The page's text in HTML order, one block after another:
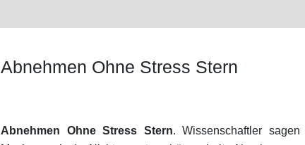
Abnehmen Ohne Stress Stern
Abnehmen Ohne Stress Stern. Wissenschaftler